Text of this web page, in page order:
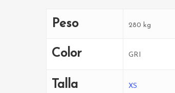
Peso 280 kg
Color GRI
Talla XS